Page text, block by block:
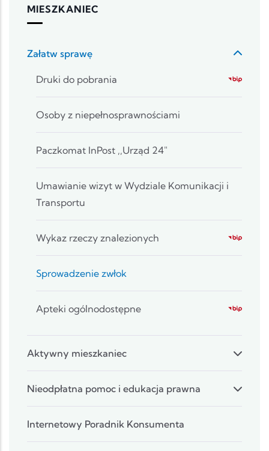
MIESZKANIEC
Załatw sprawę
Druki do pobrania
Osoby z niepełnosprawnościami
Paczkomat InPost ,,Urząd 24"
Umawianie wizyt w Wydziale Komunikacji i
Transportu
Wykaz rzeczy znalezionych
Sprowadzenie zwłok
Apteki ogólnodostępne
Aktywny mieszkaniec
Nieodpłatna pomoc i edukacja prawna
Internetowy Poradnik Konsumenta